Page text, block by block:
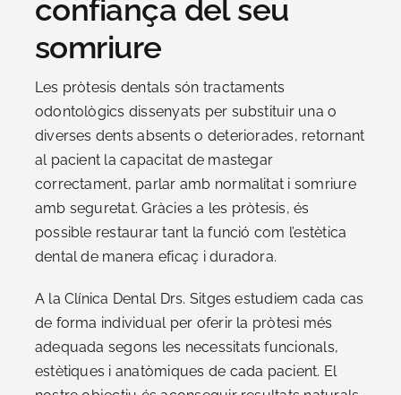
confiança del seu
somriure
Les pròtesis dentals són tractaments
odontològics dissenyats per substituir una o
diverses dents absents o deteriorades, retornant
al pacient la capacitat de mastegar
correctament, parlar amb normalitat i somriure
amb seguretat. Gràcies a les pròtesis, és
possible restaurar tant la funció com l’estètica
dental de manera eficaç i duradora.
A la Clínica Dental Drs. Sitges estudiem cada cas
de forma individual per oferir la pròtesi més
adequada segons les necessitats funcionals,
estètiques i anatòmiques de cada pacient. El